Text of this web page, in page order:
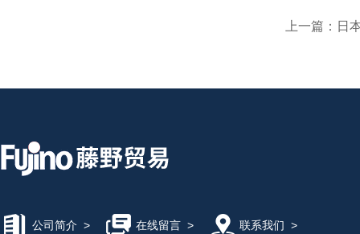
上一篇： 日
公司简介 > 在线留言> 联系我们 >